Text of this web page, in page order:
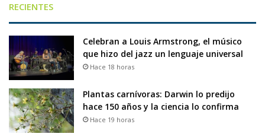
RECIENTES
Celebran a Louis Armstrong, el músico
que hizo del jazz un lenguaje universal
Hace 18 horas
Plantas carnívoras: Darwin lo predijo
hace 150 años y la ciencia lo confirma
Hace 19 horas